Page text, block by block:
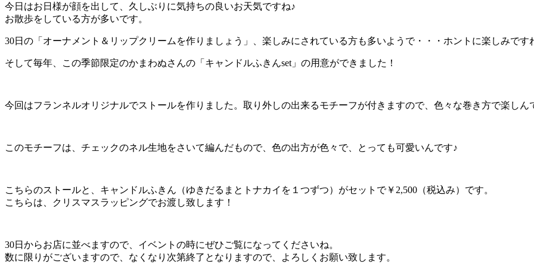
今日はお日様が顔を出して、久しぶりに気持ちの良いお天気ですね♪
お散歩をしている方が多いです。
30日の「オーナメント＆リップクリームを作りましょう」、楽しみにされている方も多いようで・・・ホントに楽しみです
そして毎年、この季節限定のかまわぬさんの「キャンドルふきんset」の用意ができました！
今回はフランネルオリジナルでストールを作りました。取り外しの出来るモチーフが付きますので、色々な巻き方で楽しん
このモチーフは、チェックのネル生地をさいて編んだもので、色の出方が色々で、とっても可愛いんです♪
こちらのストールと、キャンドルふきん（ゆきだるまとトナカイを１つずつ）がセットで￥2,500（税込み）です。
こちらは、クリスマスラッピングでお渡し致します！
30日からお店に並べますので、イベントの時にぜひご覧になってくださいね。
数に限りがございますので、なくなり次第終了となりますので、よろしくお願い致します。